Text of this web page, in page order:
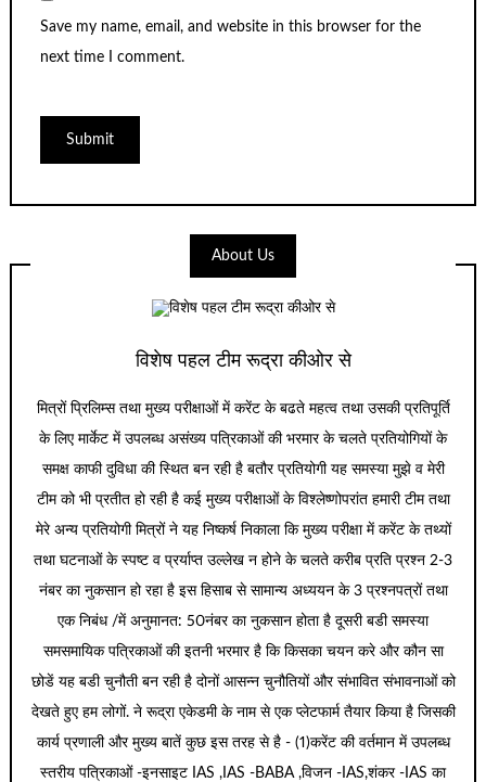
Save my name, email, and website in this browser for the
next time I comment.
About Us
विशेष पहल टीम रूद्रा कीओर से
मित्रों प्रिलिम्स तथा मुख्य परीक्षाओं में करेंट के बढते महत्व तथा उसकी प्रतिपूर्ति
के लिए मार्केट में उपलब्ध असंख्य पत्रिकाओं की भरमार के चलते प्रतियोगियों के
समक्ष काफी दुविधा की स्थित बन रही है बतौर प्रतियोगी यह समस्या मुझे व मेरी
टीम को भी प्रतीत हो रही है कई मुख्य परीक्षाओं के विश्लेष्णोपरांत हमारी टीम तथा
मेरे अन्य प्रतियोगी मित्रों ने यह निष्कर्ष निकाला कि मुख्य परीक्षा में करेंट के तथ्यों
तथा घटनाओं के स्पष्ट व प्रर्याप्त उल्लेख न होने के चलते करीब प्रति प्रश्न 2-3
नंबर का नुकसान हो रहा है इस हिसाब से सामान्य अध्ययन के 3 प्रश्नपत्रों तथा
एक निबंध /में अनुमानत: 50नंबर का नुकसान होता है दूसरी बडी समस्या
समसमायिक पत्रिकाओं की इतनी भरमार है कि किसका चयन करे और कौन सा
छोडें यह बडी चुनौती बन रही है दोनों आसन्न चुनौतियों और संभावित संभावनाओं को
देखते हुए हम लोगों. ने रूद्रा एकेडमी के नाम से एक प्लेटफार्म तैयार किया है जिसकी
कार्य प्रणाली और मुख्य बातें कुछ इस तरह से है - (1)करेंट की वर्तमान में उपलब्ध
स्तरीय पत्रिकाओं -इनसाइट IAS ,IAS -BABA ,विजन -IAS,शंकर -IAS का